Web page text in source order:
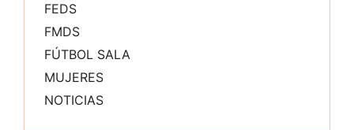
FEDS
FMDS
FÚTBOL SALA
MUJERES
NOTICIAS